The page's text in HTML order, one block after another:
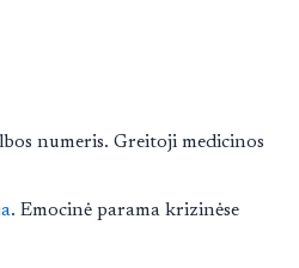
numeris. Greitoji medicinos
. Emocinė parama krizinėse